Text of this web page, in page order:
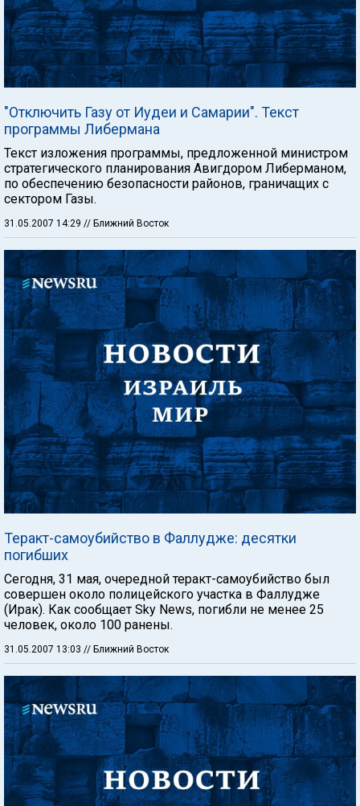
"Отключить Газу от Иудеи и Самарии". Текст
программы Либермана
Текст изложения программы, предложенной министром
стратегического планирования Авигдором Либерманом,
по обеспечению безопасности районов, граничащих с
сектором Газы.
31.05.2007 14:29 // Ближний Восток
Теракт-самоубийство в Фаллудже: десятки
погибших
Сегодня, 31 мая, очередной теракт-самоубийство был
совершен около полицейского участка в Фаллудже
(Ирак). Как сообщает Sky News, погибли не менее 25
человек, около 100 ранены.
31.05.2007 13:03 // Ближний Восток